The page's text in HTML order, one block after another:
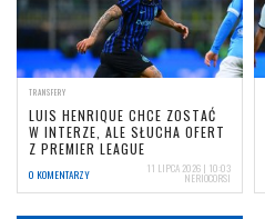
TRANSFERY
LUIS HENRIQUE CHCE ZOSTAĆ
W INTERZE, ALE SŁUCHA OFERT
Z PREMIER LEAGUE
0 KOMENTARZY 11 LIPCA 2026 | 10:03
NERIOCORSI